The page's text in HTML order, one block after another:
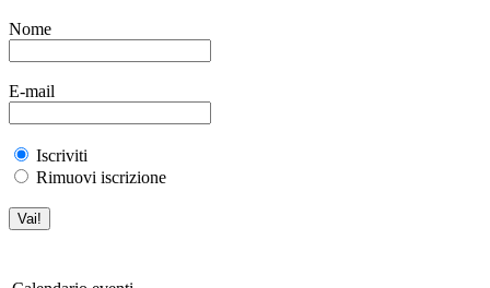
Nome
E-mail
Iscriviti
Rimuovi iscrizione